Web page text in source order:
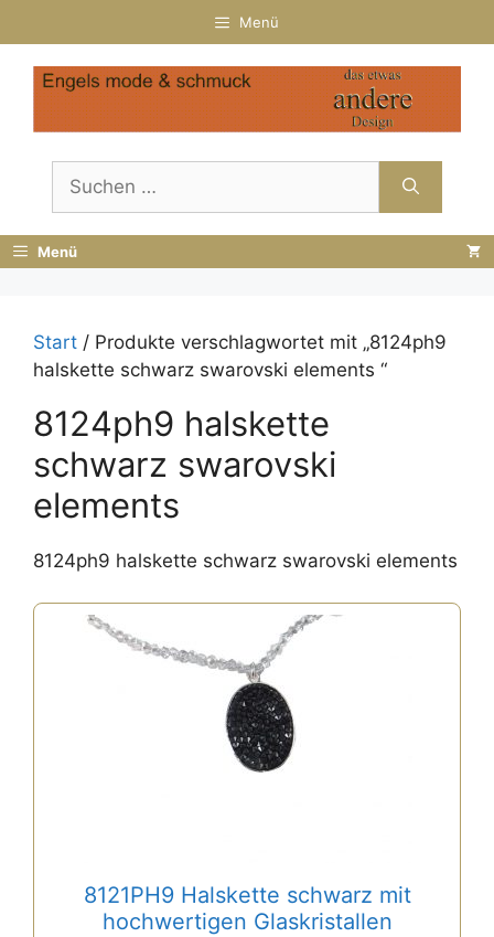
Inhalt
springen
Menü
nach:
Menü
Start / Produkte verschlagwortet mit „8124ph9
halskette schwarz swarovski elements “
8124ph9 halskette
schwarz swarovski
elements
8124ph9 halskette schwarz swarovski elements
8121PH9 Halskette schwarz mit
hochwertigen Glaskristallen